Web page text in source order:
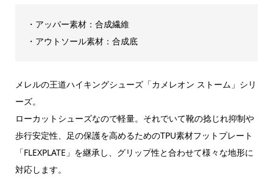
・アッパー素材：合成繊維
・アウトソール素材：合成底
メレルの王道ハイキングシューズ「カメレオン ストーム」シリ
ーズ。
ローカットシューズなので軽量。それでいて靴の捻じれ抑制や
歩行安定性、足の保護を高めるためのTPU素材フットプレート
「FLEXPLATE」を継承し、グリップ性と合わせて様々な地形に
対応します。